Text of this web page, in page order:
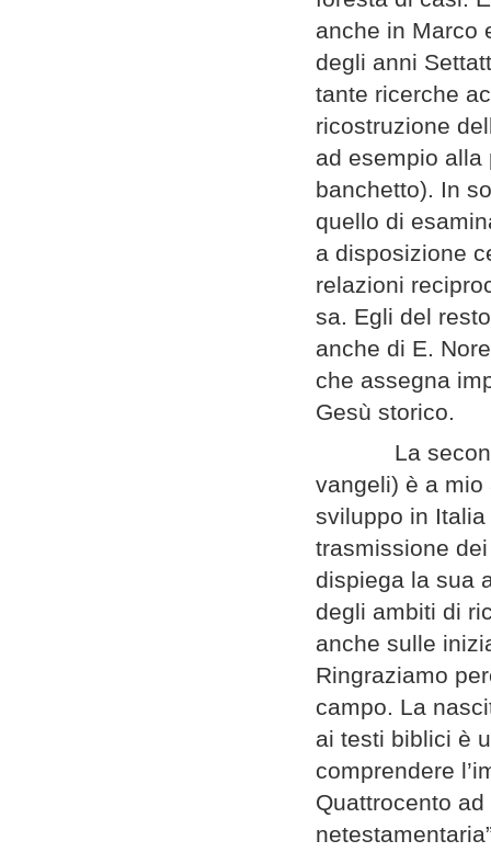
anche in Marco
degli anni
tante ricerche
ricostruzione
ad esempio
banchetto). In
quello di
a disposizione
relazioni
sa. Egli del
anche di E.
che assegna
Gesù storico.
La seconda
vangeli) è a
sviluppo in
trasmissione
dispiega la sua
degli ambiti di
anche sulle
Ringraziamo
campo. La
ai testi biblici è
comprendere
Quattrocento